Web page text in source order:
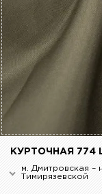
КУРТОЧНАЯ 774
м. Дмитровская –
Тимирязевской